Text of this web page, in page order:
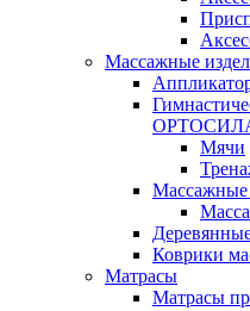
Массажные
Мячи
Коврики
Матрасы
Матрасы